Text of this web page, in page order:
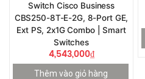
Switch Cisco Business
CBS250-8T-E-2G, 8-Port GE,
Ext PS, 2x1G Combo | Smart
Switches
4,543,000₫
Thêm vào giỏ hàng